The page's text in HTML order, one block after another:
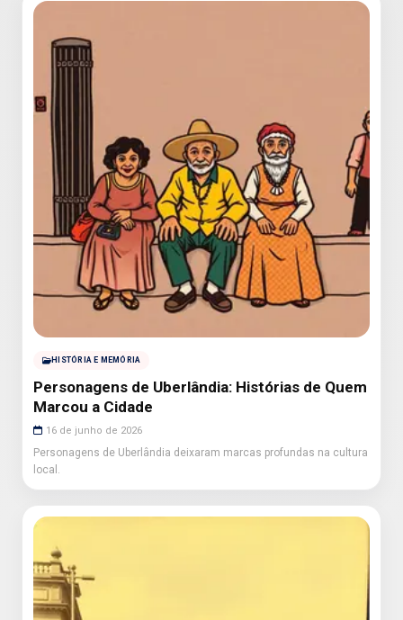
HISTÓRIA E MEMÓRIA
Personagens de Uberlândia: Histórias de Quem
Marcou a Cidade
16 de junho de 2026
Personagens de Uberlândia deixaram marcas profundas na cultura
local.